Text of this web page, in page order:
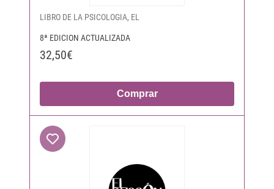
LIBRO DE LA PSICOLOGIA, EL
8ª EDICION ACTUALIZADA
32,50€
Comprar